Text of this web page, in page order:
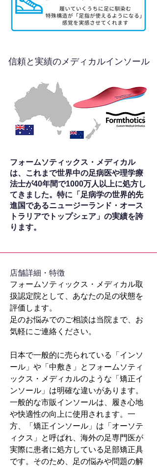
信頼と実績のメディカルインソール
フォームソティックス・メディカル
は、これまで世界中の足病医や理学療
法士が40年間で1000万人以上に処方し
てきました。特に「足病学の世界的先
進国であるニュージーランド・オース
トラリアでトップシェア」の実績を誇
ります。
​店舗詳細・特徴
フォームソティックス・メディカル取
扱認定院として、あなたの足の状態を
評価します。
足のお悩みでのご相談は当院まで、お
気軽にご連絡ください。
日本で一般的に売られている「インソ
ール」や「中敷き」とフォームソティ
ックス・メディカルのような「矯正イ
ンソール」は明確な違いがあります。
一般的な市販インソールは、履き心地
や快適性の向上に使用されます。一
方、「矯正インソール」は「オーソテ
ィクス」と呼ばれ、海外の足専門医が
実際に患者に処方している足部矯正具
です。そのため、足の悩みや問題の解